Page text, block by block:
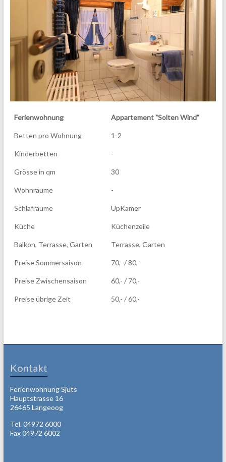
Ferienwohnung Appartement "Solten Wind"
Betten pro Wohnung 1-2
Kinderbetten -
Grösse in qm 30
Wohnräume -
Schlafräume UpKamer
Küche Küchenzeile
Balkon, Terrasse, Garten Terrasse, Garten
Preise Sommersaison 70,- / 80,-
Preise Zwischensaison 60,- / 70,-
Preise übrige Zeit 50,- / 60,-
Kontakt
Ferienwohnung Sjuts
Hauptstrasse 16
26465 Langeoog
Tel. 04972 6000
Fax 04972 6002